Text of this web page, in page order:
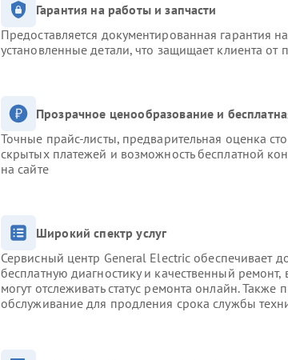
Гарантия на работы и запчасти
Предоставляется документированная гарантия
установленные детали, что защищает клиента от
Прозрачное ценообразование и
Точные прайс-листы, предварительная оценка
скрытых платежей и возможность бесплатной
на сайте
Широкий спектр услуг
Сервисный центр General Electric обеспечивает
бесплатную диагностику и качественный
могут отслеживать статус ремонта онлайн. Также
обслуживание для продления срока службы